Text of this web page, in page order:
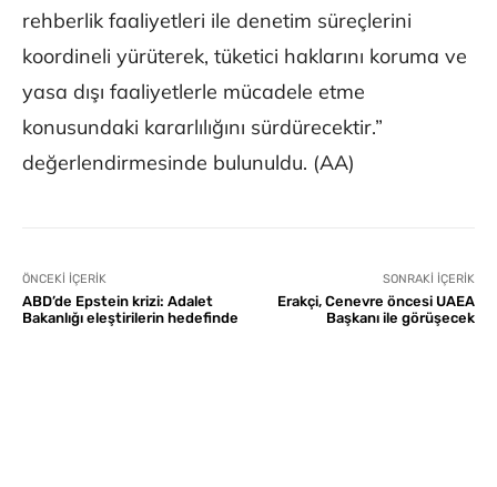
rehberlik faaliyetleri ile denetim süreçlerini
koordineli yürüterek, tüketici haklarını koruma ve
yasa dışı faaliyetlerle mücadele etme
konusundaki kararlılığını sürdürecektir.”
değerlendirmesinde bulunuldu. (AA)
ÖNCEKI İÇERIK
ABD’de Epstein krizi: Adalet
Bakanlığı eleştirilerin hedefinde
SONRAKI İÇERIK
Erakçi, Cenevre öncesi UAEA
Başkanı ile görüşecek